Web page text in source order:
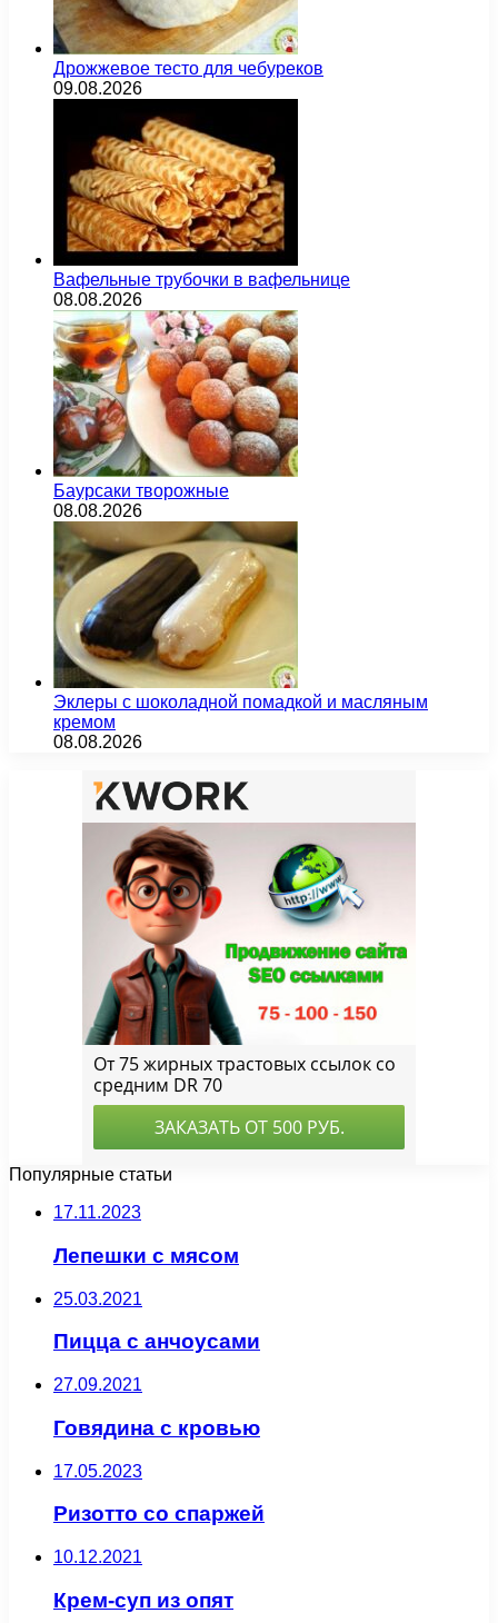
Дрожжевое тесто для чебуреков
09.08.2026
Вафельные трубочки в вафельнице
08.08.2026
Баурсаки творожные
08.08.2026
Эклеры с шоколадной помадкой и масляным
кремом
08.08.2026
Популярные статьи
17.11.2023
Лепешки с мясом
25.03.2021
Пицца с анчоусами
27.09.2021
Говядина с кровью
17.05.2023
Ризотто со спаржей
10.12.2021
Крем-суп из опят